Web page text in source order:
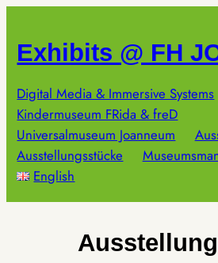
springen
Exhibits @ FH
Digital Media & Immersive Systems
Kindermuseum FRida & freD
Universalmuseum Joanneum
Ausstellungsstücke
English